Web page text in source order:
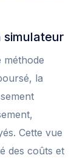
simulateur
méthode
la
Cette vue
des coûts et